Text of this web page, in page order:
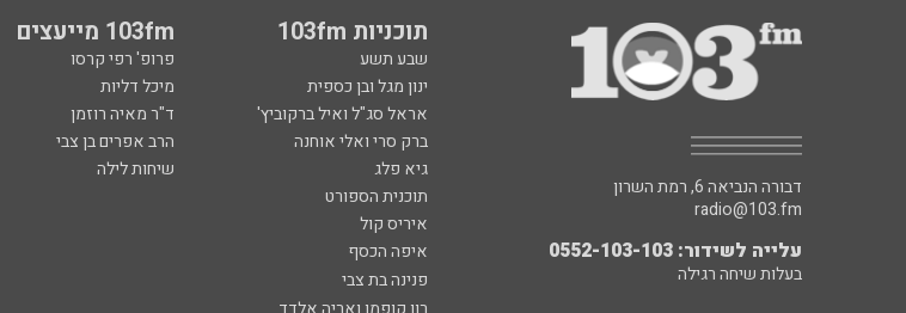
תוכניות 103fm 103fm מייעצים
שבע תשע פרופ' רפי קרסו
ינון מגל ובן כספית
מיכל דליות
אראל סג"ל ואיל ברקוביץ'
ד"ר מאיה רוזמן
ברק סרי ואלי אוחנה
הרב אפרים בן צבי
גיא פלג
שיחות לילה
תוכנית הספורט
איריס קול
איפה הכסף
פנינה בת צבי
דבורה הנביאה 6, רמת השרון
radio@103.fm
עלייה לשידור: 0552-103-103
בעלות שיחה רגילה